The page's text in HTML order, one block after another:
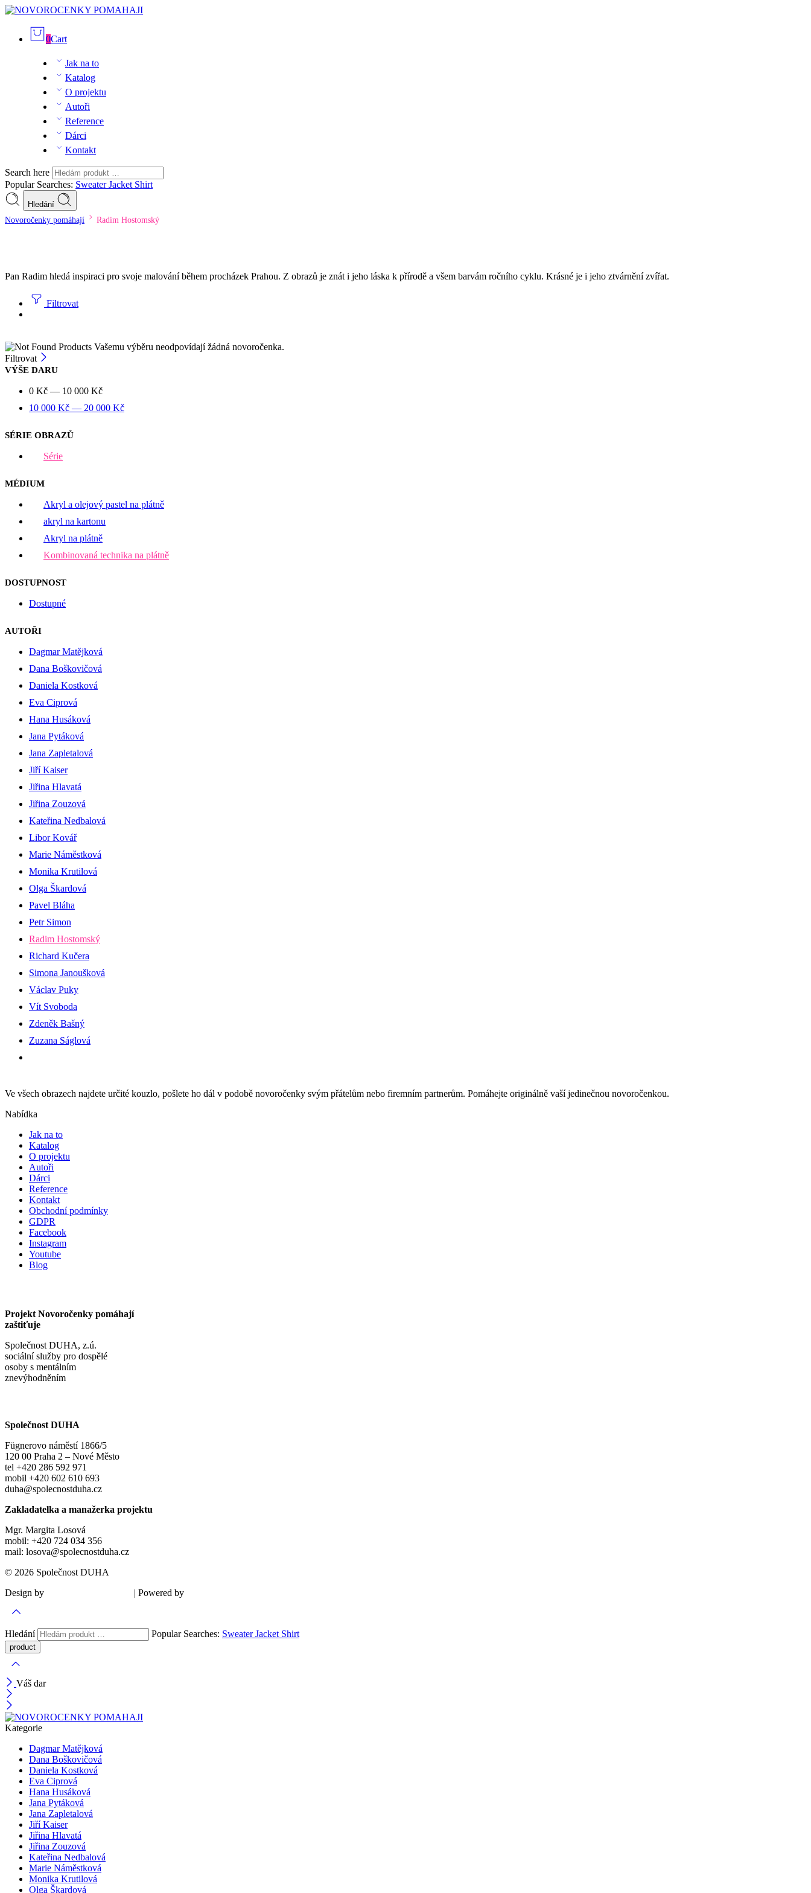
0Cart
Jak na to
Katalog
O projektu
Autoři
Reference
Dárci
Kontakt
Search here
Popular Searches: SweaterJacket Shirt
Hledání
Novoročenky pomáhají Radim Hostomský
Pan Radim hledá inspiraci pro svoje malování během procházek Prahou. Z obrazů je znát i jeho láska k přírodě a všem barvám ročního cyklu. Krásné je i jeho ztvárnění zvířat.
Filtrovat
Vašemu výběru neodpovídají žádná novoročenka.
Filtrovat
VÝŠE DARU
0 Kč — 10 000 Kč
10 000 Kč — 20 000 Kč
SÉRIE OBRAZŮ
Série
MÉDIUM
Akryl a olejový pastel na plátně
akryl na kartonu
Akryl na plátně
Kombinovaná technika na plátně
DOSTUPNOST
Dostupné
AUTOŘI
Dagmar Matějková
Dana Boškovičová
Daniela Kostková
Eva Ciprová
Hana Husáková
Jana Pytáková
Jana Zapletalová
Jiří Kaiser
Jiřina Hlavatá
Jiřina Zouzová
Kateřina Nedbalová
Libor Kovář
Marie Náměstková
Monika Krutilová
Olga Škardová
Pavel Bláha
Petr Simon
Radim Hostomský
Richard Kučera
Simona Janoušková
Václav Puky
Vít Svoboda
Zdeněk Bašný
Zuzana Ságlová
Ve všech obrazech najdete určité kouzlo, pošlete ho dál v podobě novoročenky svým přátelům nebo firemním partnerům. Pomáhejte originálně vaší jedinečnou novoročenkou.
Nabídka
Jak na to
Katalog
O projektu
Autoři
Dárci
Reference
Kontakt
Obchodní podmínky
GDPR
Facebook
Instagram
Youtube
Blog
Projekt Novoročenky pomáhají
zaštiťuje
Společnost DUHA, z.ú.
sociální služby pro dospělé
osoby s mentálním
znevýhodněním
Společnost DUHA
Fügnerovo náměstí 1866/5
120 00 Praha 2 – Nové Město
tel +420 286 592 971
mobil +420 602 610 693
duha@spolecnostduha.cz
Zakladatelka a manažerka projektu
Mgr. Margita Losová
mobil: +420 724 034 356
mail: losova@spolecnostduha.cz
© 2026 Společnost DUHA
Design by
| Powered by
Hledání Popular Searches: SweaterJacket Shirt
Váš dar
Kategorie
Dagmar Matějková
Dana Boškovičová
Daniela Kostková
Eva Ciprová
Hana Husáková
Jana Pytáková
Jana Zapletalová
Jiří Kaiser
Jiřina Hlavatá
Jiřina Zouzová
Kateřina Nedbalová
Marie Náměstková
Monika Krutilová
Olga Škardová